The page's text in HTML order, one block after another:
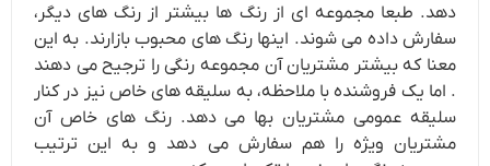
دهد. طبعا مجموعه ای از رنگ ها بیشتر از رنگ های دیگر،
سفارش داده می شوند. اینها رنگ های محبوب بازارند. به این
معنا که بیشتر مشتریان آن مجموعه رنگی را ترجیح می دهند
. اما یک فروشنده با ملاحظه، به سلیقه های خاص نیز در کنار
سلیقه عمومی مشتریان بها می دهد. رنگ های خاص آن
مشتریان ویژه را هم سفارش می دهد و به این ترتیب